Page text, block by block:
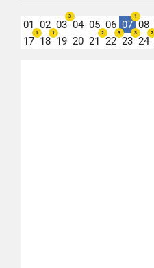
01 02 03
3
04 05 06 07
1
08
17
1
18
1
19 20 21
2
22
3
23
3
24
2